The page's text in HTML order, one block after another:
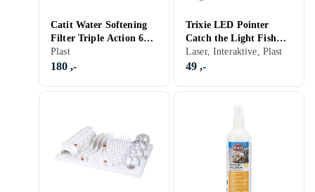
Catit Water Softening
Filter Triple Action 6pcs
(785.0363)
Plast
180 ,-
Trixie LED Pointer
Catch the Light Fish
(8cm)
Laser, Interaktive, Plast
49 ,-